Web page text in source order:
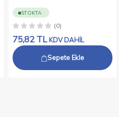
STOKTA
(0)
75,82TL KDV DAHİL
Sepete Ekle